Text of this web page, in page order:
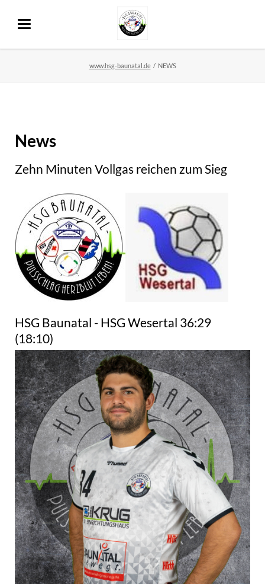
www.hsg-baunatal.de NEWS
News
Zehn Minuten Vollgas reichen zum Sieg
HSG Baunatal - HSG Wesertal 36:29
(18:10)